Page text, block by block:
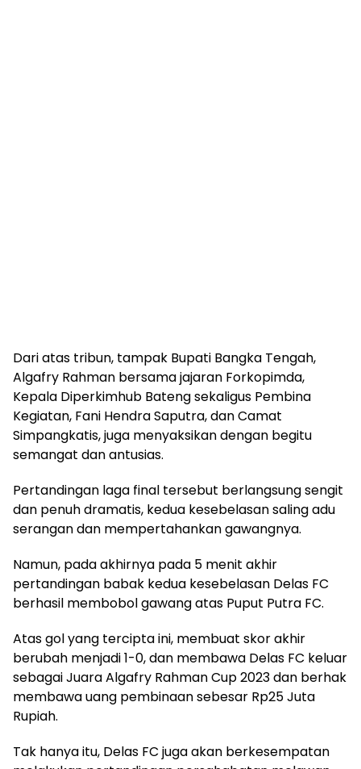
Dari atas tribun, tampak Bupati Bangka Tengah,
Algafry Rahman bersama jajaran Forkopimda,
Kepala Diperkimhub Bateng sekaligus Pembina
Kegiatan, Fani Hendra Saputra, dan Camat
Simpangkatis, juga menyaksikan dengan begitu
semangat dan antusias.
Pertandingan laga final tersebut berlangsung sengit
dan penuh dramatis, kedua kesebelasan saling adu
serangan dan mempertahankan gawangnya.
Namun, pada akhirnya pada 5 menit akhir
pertandingan babak kedua kesebelasan Delas FC
berhasil membobol gawang atas Puput Putra FC.
Atas gol yang tercipta ini, membuat skor akhir
berubah menjadi 1-0, dan membawa Delas FC keluar
sebagai Juara Algafry Rahman Cup 2023 dan berhak
membawa uang pembinaan sebesar Rp25 Juta
Rupiah.
Tak hanya itu, Delas FC juga akan berkesempatan